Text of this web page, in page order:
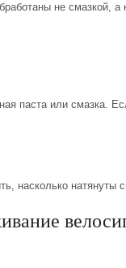
не смазкой,
паста или смазка.
насколько